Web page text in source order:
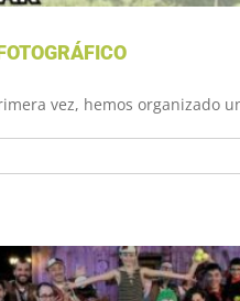
vez, hemos organizado